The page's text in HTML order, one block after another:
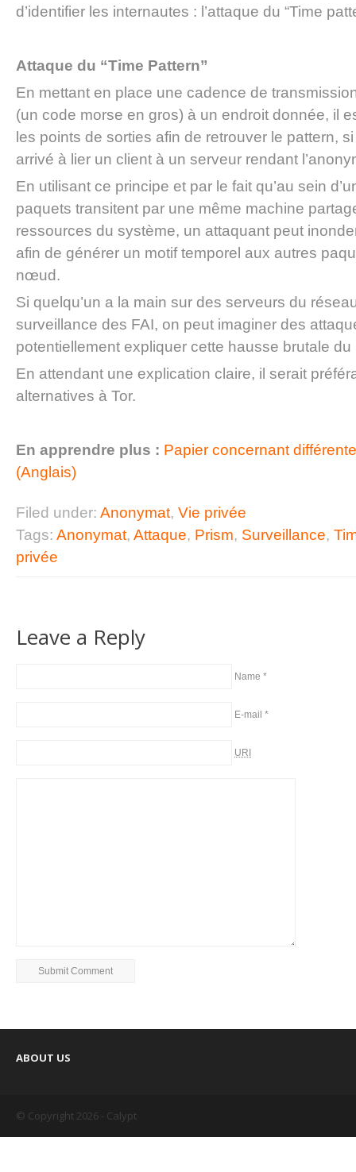
d’identifier les internautes : l’attaque du “Time
Attaque du “Time Pattern”
En mettant en place une cadence de
(un code morse en gros) à un endroit donnée, il
les points de sorties afin de retrouver le pattern,
arrivé à lier un client à un serveur rendant
En utilisant ce principe et par le fait qu’au sein
paquets transitent par une même machine
ressources du système, un attaquant peut
afin de générer un motif temporel aux autres
nœud.
Si quelqu’un a la main sur des serveurs du
surveillance des FAI, on peut imaginer des
potentiellement expliquer cette hausse brutale du
En attendant une explication claire, il serait
alternatives à Tor.
En apprendre plus : Papier concernant
(Anglais)
Filed under: Anonymat, Vie privée
Tags: Anonymat, Attaque, Prism, Surveillance,
privée
Leave a Reply
Name *
E-mail *
URI
ABOUT US
© Copyright 2026 - Calypt